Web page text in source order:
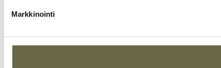
Markkinointi